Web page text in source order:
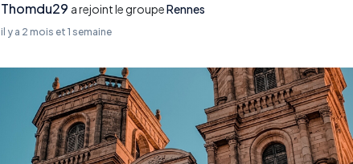
Thomdu29 a rejoint le groupeRennes
il y a 2 mois et 1 semaine